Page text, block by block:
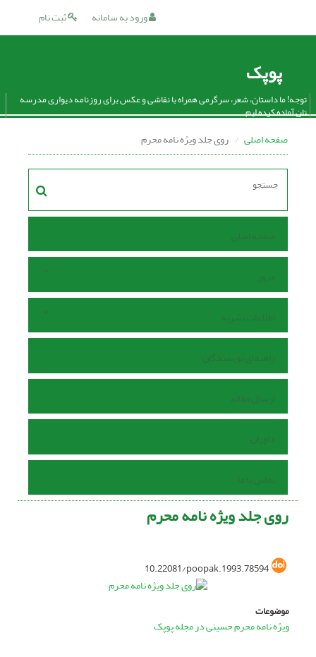
ثبت نام ورود به سامانه
پوپک
توجه! ما داستان، شعر، سرگرمی همراه با نقاشی و عکس برای روزنامه دیواری مدرسه
تان آماده کرده ایم.
صفحه اصلی روی جلد ویژه نامه محرم
صفحه اصلی
مرور
اطلاعات نشریه
راهنمای نویسندگان
ارسال مقاله
داوران
تماس با ما
روی جلد ویژه نامه محرم
10.22081/poopak.1993.78594
موضوعات
ویژه نامه محرم حسینی در مجله پوپک